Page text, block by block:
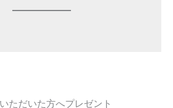
ただいた方へプレゼント